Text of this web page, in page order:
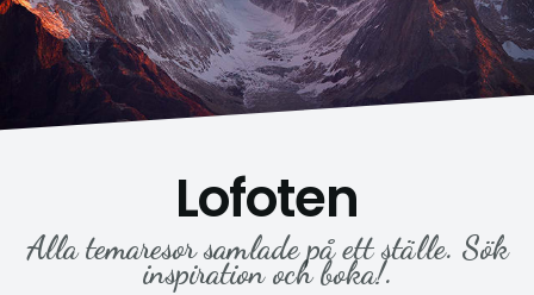
Lofoten
Alla temaresor samlade på ett ställe. Sök
inspiration och boka!.